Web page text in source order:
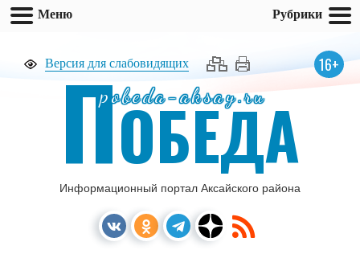
Версия для слабовидящих 16+
pobeda-aksay.ru
ПОБЕДА
Информационный портал Аксайского района
Меню Рубрики